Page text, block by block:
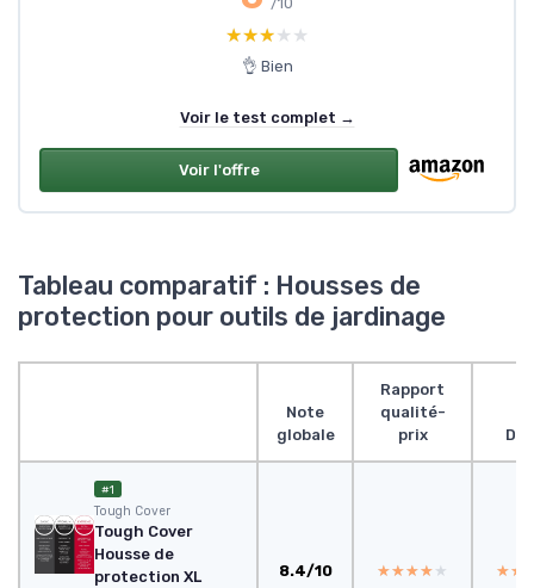
★★★★★
★★★★★
👌 Bien
Voir le test complet →
Voir l'offre
Tableau comparatif : Housses de
protection pour outils de jardinage
Note
globale
Rapport
qualité-
prix
#1
Tough Cover
Tough Cover
Housse de
protection XL
8.4/10 ★★★★★
★★★★★